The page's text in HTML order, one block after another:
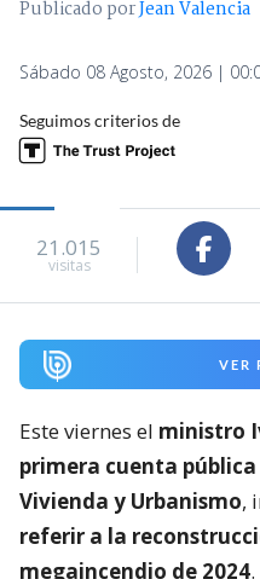
Publicado porJean Valencia
Sábado 08 Agosto, 2026 |
Seguimos criterios de
21.015
visitas
VER
Este viernes el ministro
primera cuenta
Vivienda y Urbanismo,
referir a la
megaincendio de 2024.